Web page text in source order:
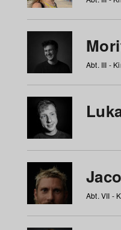
Abt. III -
Abt. VII -